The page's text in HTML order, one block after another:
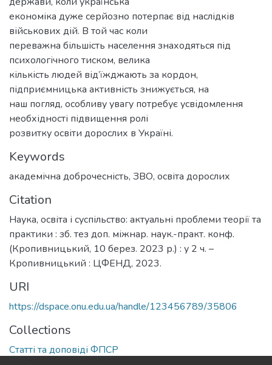
економіка дуже серйозно потерпає від наслідків
військових дій. В той час коли
переважна більшість населення знаходяться під
психологічного тиском, велика
кількість людей від’їжджають за кордон,
підприємницька активність знижується, на
наш погляд, особливу увагу потребує усвідомлення
необхідності підвищення ролі
розвитку освіти дорослих в Україні.
Keywords
академічна доброчесність, ЗВО, освіта дорослих
Citation
Наука, освіта і суспільство: актуальні проблеми теорії та
практики : зб. тез доп. міжнар. наук.-практ. конф.
(Кропивницький, 10 берез. 2023 р.) : у 2 ч. –
Кропивницький : ЦФЕНД, 2023.
URI
https://dspace.onu.edu.ua/handle/123456789/35806
Collections
Статті та доповіді ФПСР